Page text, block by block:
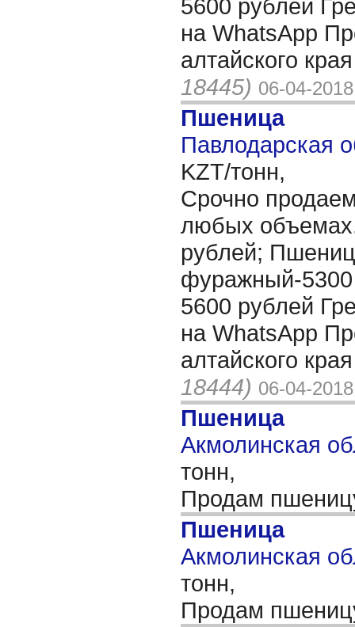
5600 рублей
на WhatsApp
алтайского
18445) 06-04-2018
Пшеница
Павлодарская
KZT/тонн,
Срочно
любых
рублей;
фуражный-5300
5600 рублей
на WhatsApp
алтайского
18444) 06-04-2018
Пшеница
Акмолинская
тонн,
Продам
Пшеница
Акмолинская
тонн,
Продам